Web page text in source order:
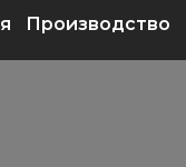
Производство